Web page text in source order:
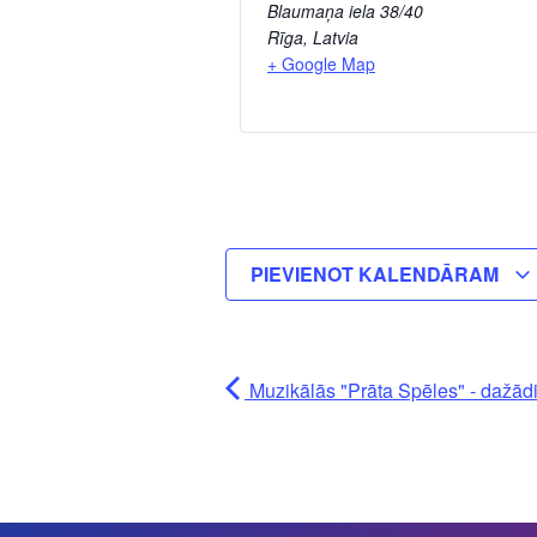
Blaumaņa iela 38/40
Rīga, Latvia
+ Google Map
PIEVIENOT KALENDĀRAM
Muzikālās "Prāta Spēles" -